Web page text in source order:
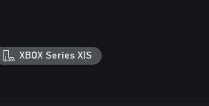
XBOX Series X|S